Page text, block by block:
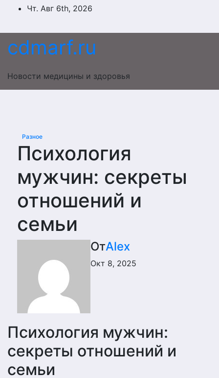
ПерейтиЧт. Авг 6th, 2026
cdmarf.ru
Новости медицины и здоровья
Разное
Психология
мужчин: секреты
отношений и
семьи
ОтAlex
Окт 8, 2025
Психология мужчин:
секреты отношений и
семьи